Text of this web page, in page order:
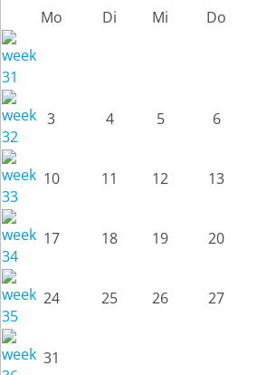
Mo Di Mi Do
3 4 5 6
10 11 12 13
17 18 19 20
24 25 26 27
31